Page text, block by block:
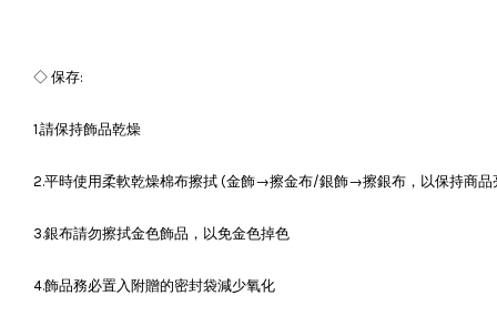
◇ 保存:
1.請保持飾品乾燥
2.平時使用柔軟乾燥棉布擦拭 (金飾→擦金布/銀飾→擦銀布，以保持商品
3.銀布請勿擦拭金色飾品，以免金色掉色
4.飾品務必置入附贈的密封袋減少氧化